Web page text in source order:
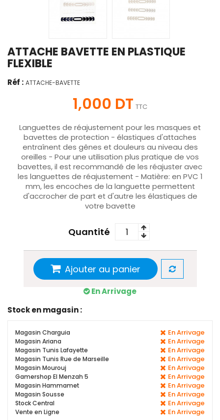
ATTACHE BAVETTE EN PLASTIQUE
FLEXIBLE
Réf : ATTACHE-BAVETTE
1,000 DT TTC
Languettes de réajustement pour les masques et
bavettes de protection - élastiques d'attaches
entraînent des gênes et douleurs au niveau des
oreilles - Pour une utilisation plus pratique de vos
bavettes, il est recommandé de les réajuster avec
les languettes de réajustement - Matière: en PVC 1
mm, les encoches de la languette permettent
d'accrocher de part et d'autre les élastiques de
votre bavette
Quantité
Ajouter au panier
En Arrivage
Stock en magasin :
Magasin Charguia En Arrivage
Magasin Ariana En Arrivage
Magasin Tunis Lafayette En Arrivage
Magasin Tunis Rue de Marseille En Arrivage
Magasin Mourouj En Arrivage
Gamershop El Menzah 5 En Arrivage
Magasin Hammamet En Arrivage
Magasin Sousse En Arrivage
Stock Central En Arrivage
Vente en Ligne En Arrivage